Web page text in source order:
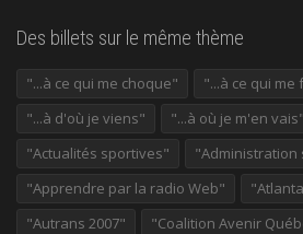
Des billets sur le même thème
"...à ce qui me choque"
"...à ce qui me
"...à d'où je viens"
"...à où je m'en vais"
"Actualités sportives"
"Administration
"Apprendre par la radio Web"
"Autrans 2007"
"Coalition Avenir